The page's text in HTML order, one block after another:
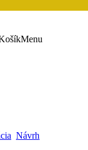
Menu
Návrh